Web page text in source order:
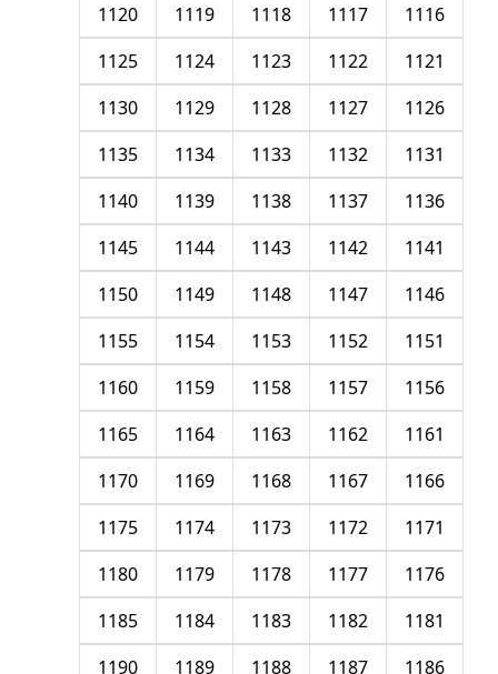
1116
1117
1118
1119
1120
1121
1122
1123
1124
1125
1126
1127
1128
1129
1130
1131
1132
1133
1134
1135
1136
1137
1138
1139
1140
1141
1142
1143
1144
1145
1146
1147
1148
1149
1150
1151
1152
1153
1154
1155
1156
1157
1158
1159
1160
1161
1162
1163
1164
1165
1166
1167
1168
1169
1170
1171
1172
1173
1174
1175
1176
1177
1178
1179
1180
1181
1182
1183
1184
1185
1186
1187
1188
1189
1190